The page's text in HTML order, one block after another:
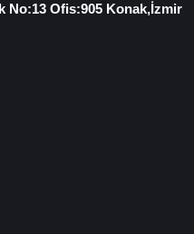
No:13 Ofis:905 Konak,İzmir